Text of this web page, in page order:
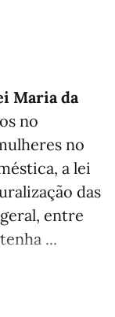
Maria da
no
no
a lei
das
entre
...